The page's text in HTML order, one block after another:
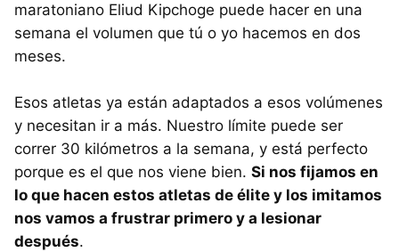
maratoniano Eliud Kipchoge puede hacer en una
semana el volumen que tú o yo hacemos en dos
meses.
Esos atletas ya están adaptados a esos volúmenes
y necesitan ir a más. Nuestro límite puede ser
correr 30 kilómetros a la semana, y está perfecto
porque es el que nos viene bien. Si nos fijamos en
lo que hacen estos atletas de élite y los imitamos
nos vamos a frustrar primero y a lesionar
después.